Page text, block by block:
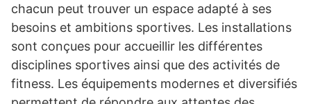
chacun peut trouver un espace adapté à ses
besoins et ambitions sportives. Les installations
sont conçues pour accueillir les différentes
disciplines sportives ainsi que des activités de
fitness. Les équipements modernes et diversifiés